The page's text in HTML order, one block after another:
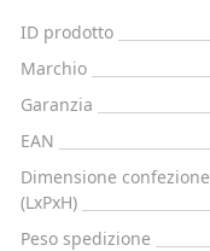
ID prodotto
Marchio
Garanzia
EAN
Dimensione confezione
(LxPxH)
Peso spedizione